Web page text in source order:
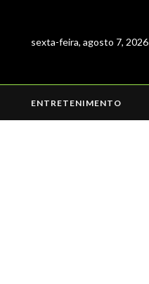
sexta-feira, agosto 7, 2026
ENTRETENIMENTO